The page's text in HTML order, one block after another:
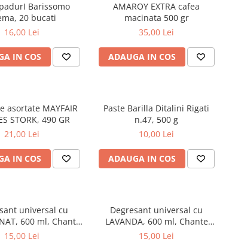
Barissomo
20 bucati
16,00 Lei
IN COS
AMAROY EXTRA cafea
macinata 500 gr
35,00 Lei
ADAUGA IN COS
asortate MAYFAIR
STORK, 490 GR
21,00 Lei
IN COS
Paste Barilla Ditalini Rigati
n.47, 500 g
10,00 Lei
ADAUGA IN COS
universal cu
600 ml, Chante
Clair
15,00 Lei
Degresant universal cu
LAVANDA, 600 ml, Chante
Clair
15,00 Lei